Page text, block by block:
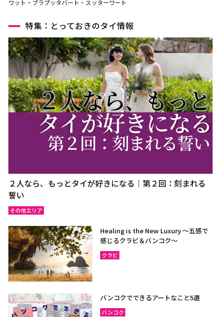
ワット・プラプッタバート・スッターワート
特集：とっておきのタイ情報
２人なら、もっとタイが好きになる｜第２回：刻まれる
誓い
その他エリア
Healing is the New Luxury ～五感で
感じるクラビ＆バンコク～
クラビ
バンコクでできるアートなこと5選
バンコク